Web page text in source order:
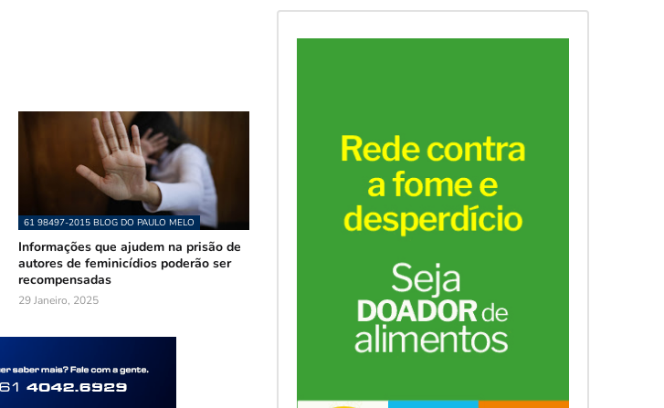
61 98497-2015 BLOG DO PAULO MELO
Informações que ajudem na prisão de
autores de feminicídios poderão ser
recompensadas
29 Janeiro, 2025